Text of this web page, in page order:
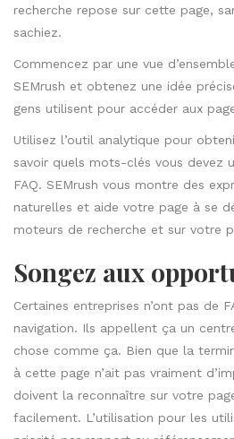
recherche repose sur cette page,
sachiez.
Commencez par une vue
SEMrush et obtenez une idée
gens utilisent pour accéder aux
Utilisez l’outil analytique pour
savoir quels mots-clés vous devez
FAQ. SEMrush vous montre des
naturelles et aide votre page à se
moteurs de recherche et sur votre
Songez aux
Certaines entreprises n’ont pas de
navigation. Ils appellent ça un
chose comme ça. Bien que la
à cette page n’ait pas vraiment
doivent la reconnaître sur votre
facilement. L’utilisation pour les